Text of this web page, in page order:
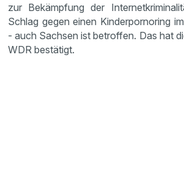
zur Bekämpfung der
Schlag gegen einen Kinderpornoring
- auch Sachsen ist betroffen. Das hat
WDR bestätigt.